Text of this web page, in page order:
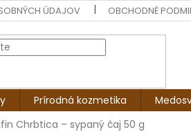
ÚDAJOV OBCHODNÉ
Prírodná kozmetika
Chrbtica – sypaný čaj 50 g